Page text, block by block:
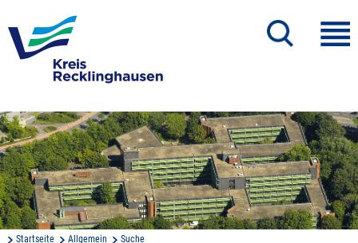
Startseite Allgemein Suche